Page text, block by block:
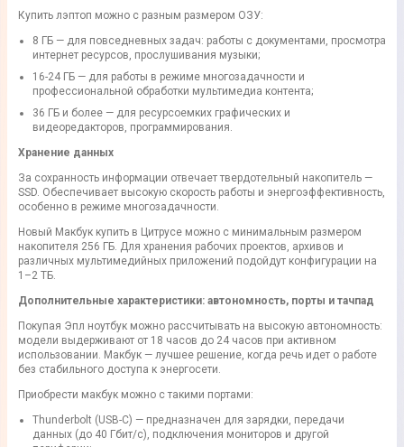
Купить лэптоп можно с разным размером ОЗУ:
8 ГБ — для повседневных задач: работы с документами, просмотра
интернет ресурсов, прослушивания музыки;
16-24 ГБ — для работы в режиме многозадачности и
профессиональной обработки мультимедиа контента;
36 ГБ и более — для ресурсоемких графических и
видеоредакторов, программирования.
Хранение данных
За сохранность информации отвечает твердотельный накопитель —
SSD. Обеспечивает высокую скорость работы и энергоэффективность,
особенно в режиме многозадачности.
Новый Макбук купить в Цитрусе можно с минимальным размером
накопителя 256 ГБ. Для хранения рабочих проектов, архивов и
различных мультимедийных приложений подойдут конфигурации на
1–2 ТБ.
Дополнительные характеристики: автономность, порты и тачпад
Покупая Эпл ноутбук можно рассчитывать на высокую автономность:
модели выдерживают от 18 часов до 24 часов при активном
использовании. Макбук — лучшее решение, когда речь идет о работе
без стабильного доступа к энергосети.
Приобрести макбук можно с такими портами:
Thunderbolt (USB-C) — предназначен для зарядки, передачи
данных (до 40 Гбит/с), подключения мониторов и другой